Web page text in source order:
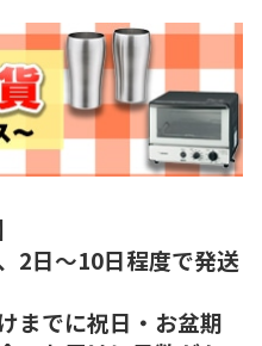
2日～10日程度で発送
までに祝日・お盆期